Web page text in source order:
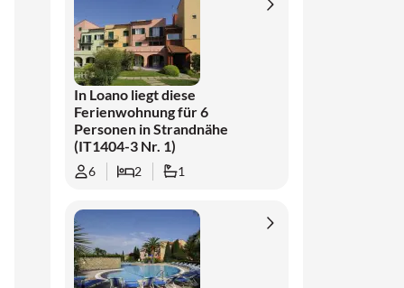
In Loano liegt diese
Ferienwohnung für 6
Personen in Strandnähe
(IT1404-3 Nr. 1)
6 2 1